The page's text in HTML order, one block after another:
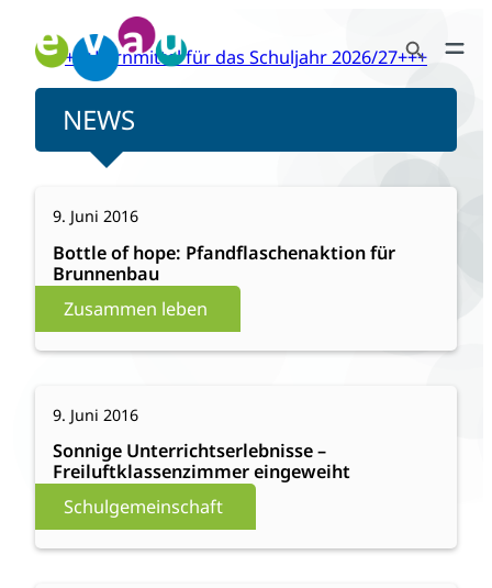
Inhalt
springen
Search
for:
+++Lernmittel für das Schuljahr 2026/27+++
NEWS
Zusammen leben
9. Juni 2016
Bottle of hope: Pfandflaschenaktion für
Brunnenbau
Bottle
of
hope:
Pfandflaschenaktion
für
Brunnenbau
Schulgemeinschaft
9. Juni 2016
Sonnige Unterrichtserlebnisse –
Freiluftklassenzimmer eingeweiht
Sonnige
Unterrichtserlebnisse
–
Freiluftklassenzimmer
eingeweiht